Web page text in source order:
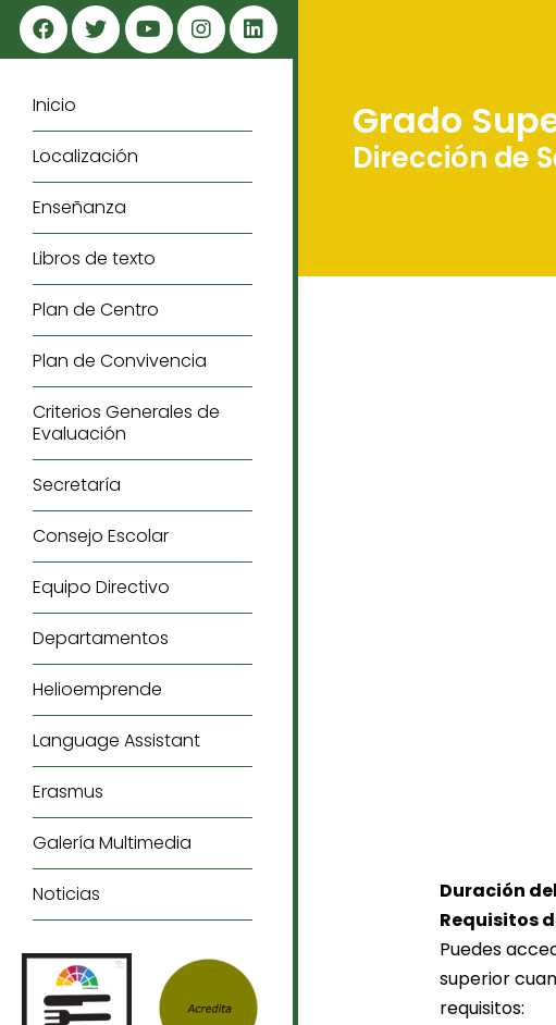
Inicio
Localización
Enseñanza
Libros de texto
Plan de Centro
Plan de Convivencia
Criterios Generales de
Evaluación
Secretaría
Consejo Escolar
Equipo Directivo
Departamentos
Helioemprende
Language Assistant
Erasmus
Galería Multimedia
Noticias
Grado
Dirección de
Duración
Requisitos
Puedes
superior
requisitos: